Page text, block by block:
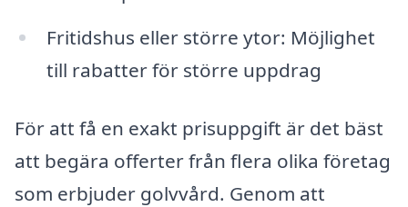
Fritidshus eller större ytor: Möjlighet
till rabatter för större uppdrag
För att få en exakt prisuppgift är det bäst
att begära offerter från flera olika företag
som erbjuder golvvård. Genom att